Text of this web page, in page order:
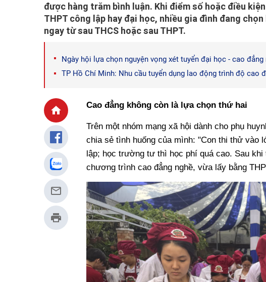
được hàng trăm bình luận. Khi điểm số hoặc điều
THPT công lập hay đại học, nhiều gia đình đang
ngay từ sau THCS hoặc sau THPT.
Ngày hội lựa chọn nguyện vọng xét tuyển đại học - cao đẳng
TP Hồ Chí Minh: Nhu cầu tuyển dụng lao động trình độ cao
Cao đẳng không còn là lựa chọn thứ hai
Trên một nhóm mạng xã hội dành cho phụ
chia sẻ tình huống của mình: "Con thi thử vào
lập; học trường tư thì học phí quá cao. Sau
chương trình cao đẳng nghề, vừa lấy bằng